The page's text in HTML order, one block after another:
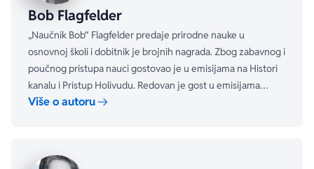
Bob Flagfelder
„Naučnik Bob“ Flagfelder predaje prirodne nauke u
osnovnoj školi i dobitnik je brojnih nagrada. Zbog zabavnog i
poučnog pristupa nauci gostovao je u emisijama na Histori
kanalu i Pristup Holivudu. Redovan je gost u emisijama
Džimi Kimel uživo, Šou doktora Oza i Uživo s Keli i Majklom .
Više o autoru